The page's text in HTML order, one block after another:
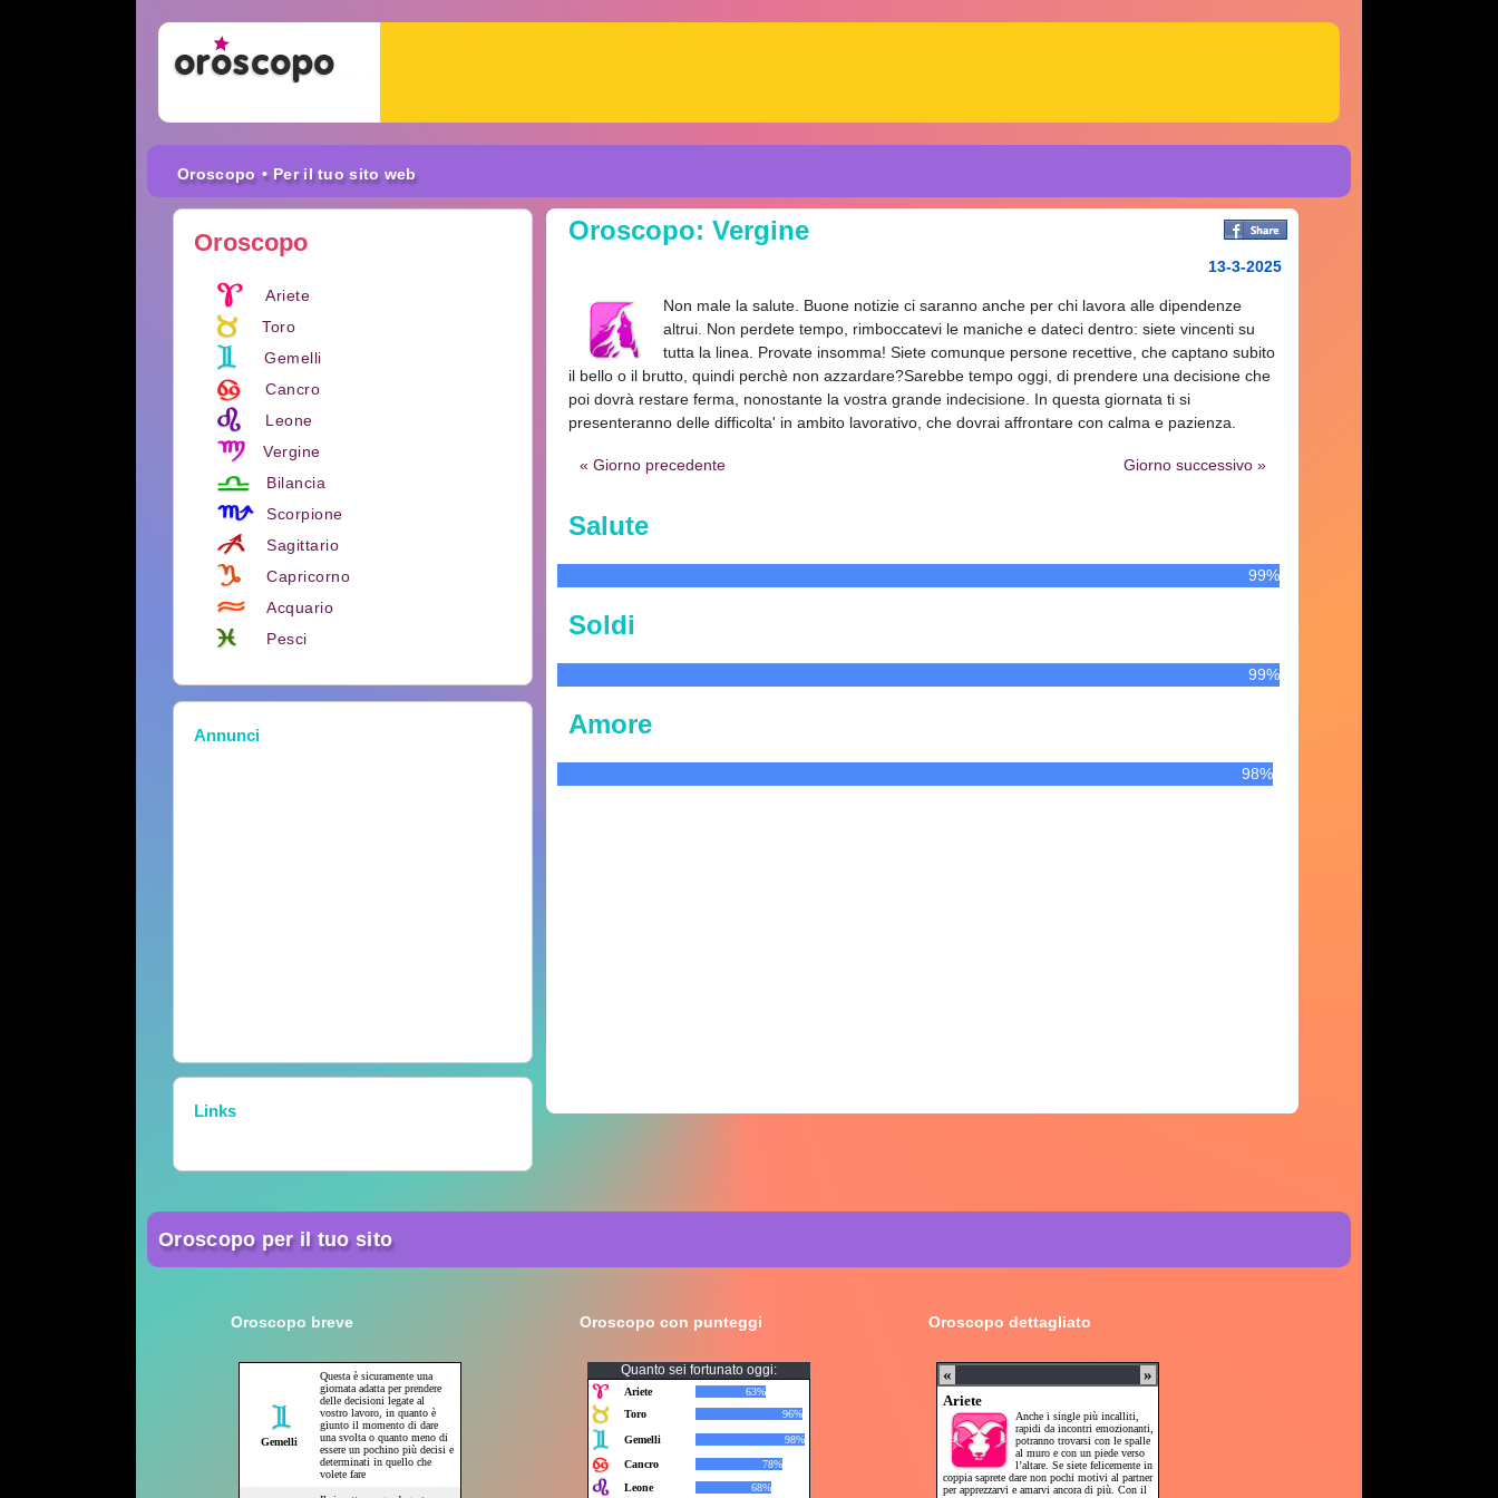
Oroscopo • Per il tuo sito web
Oroscopo
Ariete
Toro
Gemelli
Cancro
Leone
Vergine
Bilancia
Scorpione
Sagittario
Capricorno
Acquario
Pesci
Annunci
Links
Oroscopo: Vergine
13-3-2025
Non male la salute. Buone notizie ci saranno anche per chi lavora alle dipendenze
altrui. Non perdete tempo, rimboccatevi le maniche e dateci dentro: siete vincenti su
tutta la linea. Provate insomma! Siete comunque persone recettive, che captano subito
il bello o il brutto, quindi perchè non azzardare?Sarebbe tempo oggi, di prendere una decisione che
poi dovrà restare ferma, nonostante la vostra grande indecisione. In questa giornata ti si
presenteranno delle difficolta' in ambito lavorativo, che dovrai affrontare con calma e pazienza.
« Giorno precedente Giorno successivo »
Salute
99%
Soldi
99%
Amore
98%
Oroscopo per il tuo sito
Oroscopo breve Oroscopo con punteggi
Quanto sei fortunato oggi:
Oroscopo dettagliato